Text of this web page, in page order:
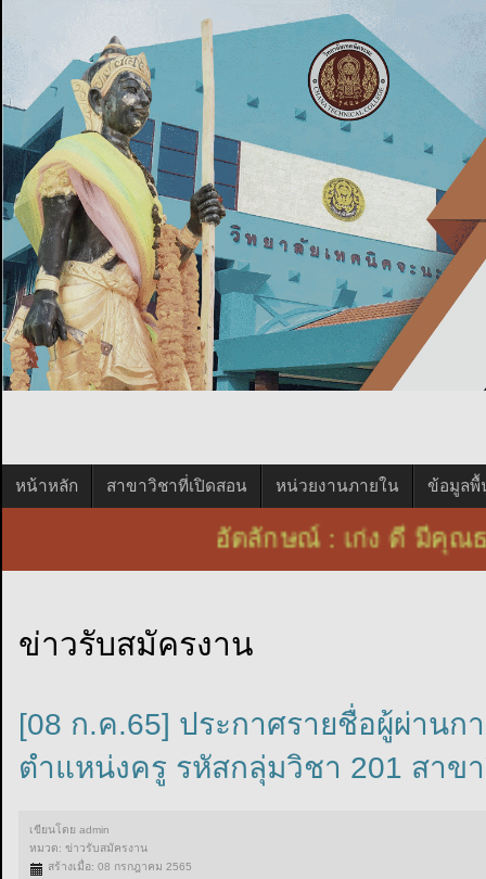
หน้าหลัก สาขาวิชาที่เปิดสอน หน่วยงานภายใน ข้อมูลพื้
อัตลักษณ์ : เก่ง ดี มี
ข่าวรับสมัครงาน
[08 ก.ค.65] ประกาศรายชื่อผู้ผ่านก
ตำแหน่งครู รหัสกลุ่มวิชา 201 สาข
เขียนโดยadmin
หมวด:ข่าวรับสมัครงาน
สร้างเมื่อ: 08 กรกฎาคม 2565